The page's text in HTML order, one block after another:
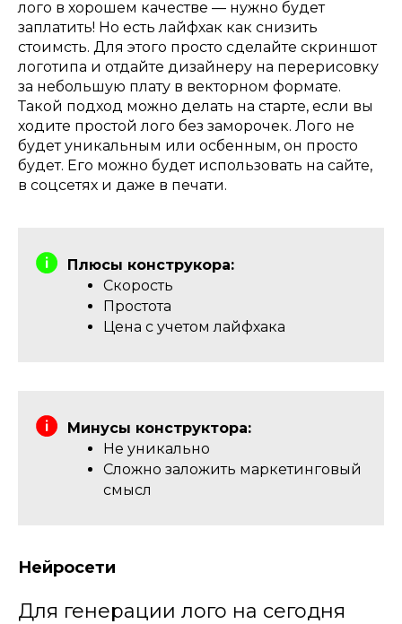
лого в хорошем качестве — нужно будет
заплатить! Но есть лайфхак как снизить
стоимсть. Для этого просто сделайте скриншот
логотипа и отдайте дизайнеру на перерисовку
за небольшую плату в векторном формате.
Такой подход можно делать на старте, если вы
ходите простой лого без заморочек. Лого не
будет уникальным или осбенным, он просто
будет. Его можно будет использовать на сайте,
в соцсетях и даже в печати.
Плюсы конструкора:
Скорость
Простота
Цена с учетом лайфхака
Минусы конструктора:
Не уникально
Сложно заложить маркетинговый
смысл
Нейросети
Для генерации лого на сегодня